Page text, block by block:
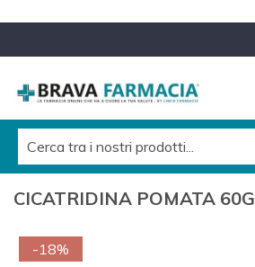
CICATRIDINA POMATA 60G
-18%